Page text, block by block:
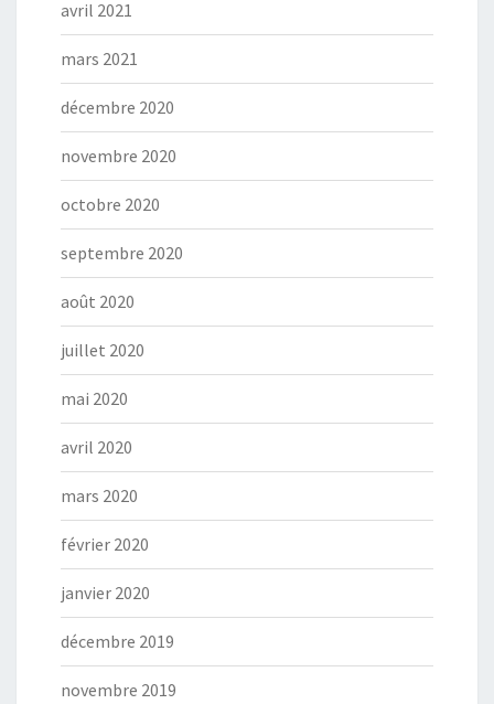
avril 2021
mars 2021
décembre 2020
novembre 2020
octobre 2020
septembre 2020
août 2020
juillet 2020
mai 2020
avril 2020
mars 2020
février 2020
janvier 2020
décembre 2019
novembre 2019